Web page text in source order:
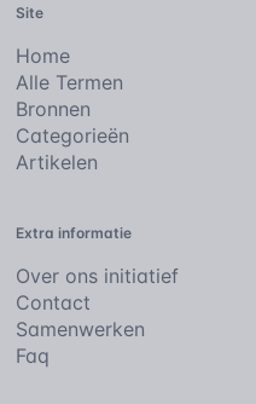
Site
Home
Alle Termen
Bronnen
Categorieën
Artikelen
Extra informatie
Over ons initiatief
Contact
Samenwerken
Faq